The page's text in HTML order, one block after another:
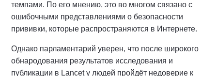
темпами. По его мнению, это во многом связано с
ошибочными представлениями о безопасности
прививки, которые распространяются в Интернете.
Однако парламентарий уверен, что после широкого
обнародования результатов исследования и
публикации в Lancet у людей пройдёт недоверие к